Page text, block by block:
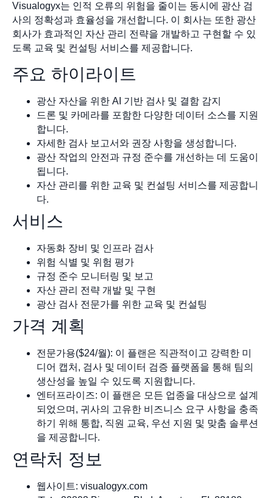
Visualogyx는 인적 오류의 위험을 줄이는 동시에 광산 검
사의 정확성과 효율성을 개선합니다. 이 회사는 또한 광산
회사가 효과적인 자산 관리 전략을 개발하고 구현할 수 있
도록 교육 및 컨설팅 서비스를 제공합니다.
주요 하이라이트
광산 자산을 위한 AI 기반 검사 및 결함 감지
드론 및 카메라를 포함한 다양한 데이터 소스를 지원
합니다.
자세한 검사 보고서와 권장 사항을 생성합니다.
광산 작업의 안전과 규정 준수를 개선하는 데 도움이
됩니다.
자산 관리를 위한 교육 및 컨설팅 서비스를 제공합니
다.
서비스
자동화 장비 및 인프라 검사
위험 식별 및 위험 평가
규정 준수 모니터링 및 보고
자산 관리 전략 개발 및 구현
광산 검사 전문가를 위한 교육 및 컨설팅
가격 계획
전문가용($24/월): 이 플랜은 직관적이고 강력한 미
디어 캡처, 검사 및 데이터 검증 플랫폼을 통해 팀의
생산성을 높일 수 있도록 지원합니다.
엔터프라이즈: 이 플랜은 모든 업종을 대상으로 설계
되었으며, 귀사의 고유한 비즈니스 요구 사항을 충족
하기 위해 통합, 직원 교육, 우선 지원 및 맞춤 솔루션
을 제공합니다.
연락처 정보
웹사이트: visualogyx.com